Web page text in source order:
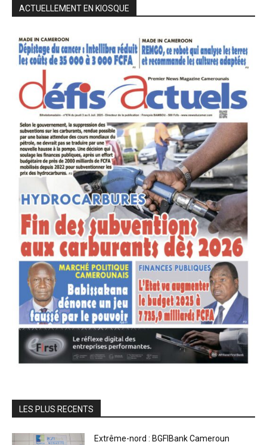
ACTUELLEMENT EN KIOSQUE
LES PLUS RECENTS
Extrême-nord : BGFIBank Cameroun